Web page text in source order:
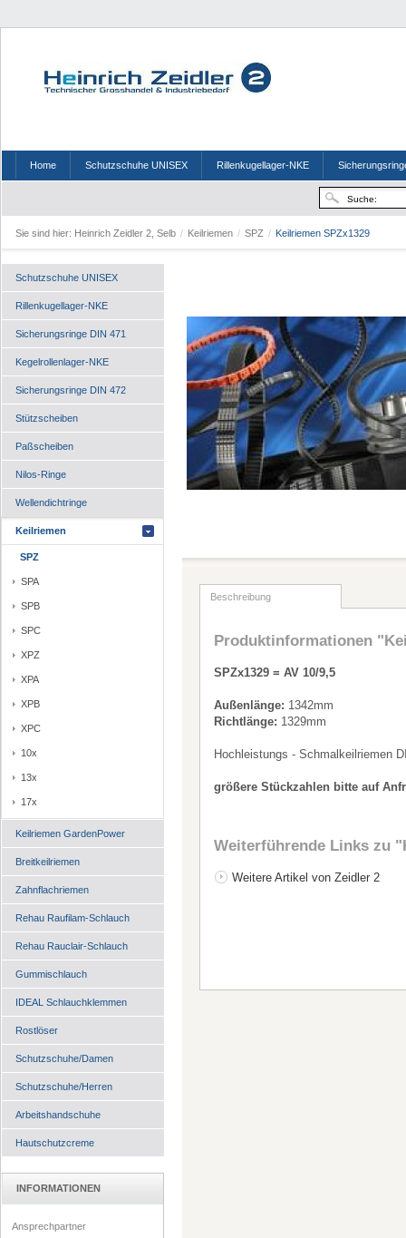
Home Schutzschuhe UNISEX Rillenkugellager-NKE
Sie sind hier: Heinrich Zeidler 2, Selb / Keilriemen / SPZ / Keilriemen SPZx1329
Schutzschuhe UNISEX
Rillenkugellager-NKE
Sicherungsringe DIN 471
Kegelrollenlager-NKE
Sicherungsringe DIN 472
Stützscheiben
Paßscheiben
Nilos-Ringe
Wellendichtringe
Keilriemen
SPZ
SPA
SPB
SPC
XPZ
XPA
XPB
XPC
10x
13x
17x
Keilriemen GardenPower
Breitkeilriemen
Zahnflachriemen
Rehau Raufilam-Schlauch
Rehau Rauclair-Schlauch
Gummischlauch
IDEAL Schlauchklemmen
Rostlöser
Schutzschuhe/Damen
Schutzschuhe/Herren
Arbeitshandschuhe
Hautschutzcreme
INFORMATIONEN
Ansprechpartner
Beschreibung
Produktinformationen
SPZx1329 = AV 10/9,5
Außenlänge: 1342mm
Richtlänge: 1329mm
Hochleistungs - Schmalkeilriemen
größere Stückzahlen bitte auf
Weiterführende Links zu
Weitere Artikel von Zeidler 2